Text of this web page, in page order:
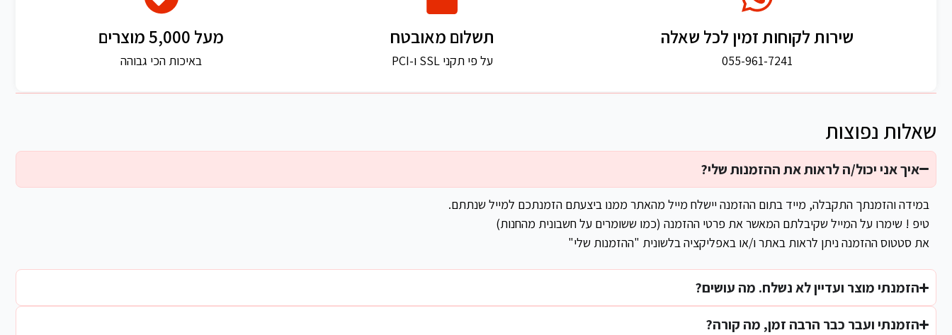
איך אני יכול/ה לראות את ההזמנות שלי?
במידה והזמנתך התקבלה, מייד בתום ההזמנה יישלח מייל מהאתר ממנו ביצעתם הזמנתכם למייל שנתתם.
טיפ ! שימרו על המייל שקיבלתם המאשר את פרטי ההזמנה (כמו ששומרים על חשבונית מהחנות)
את סטטוס ההזמנה ניתן לראות באתר ו/או באפליקציה בלשונית "ההזמנות שלי"
הזמנתי מוצר ועדיין לא נשלח. מה עושים?
הזמנתי ועבר כבר הרבה זמן, מה קורה?
שאלות נפוצות
מעל 5,000 מוצרים
באיכות הכי גבוהה
תשלום מאובטח
על פי תקני SSL ו-PCI
שירות לקוחות זמין לכל שאלה
055-961-7241